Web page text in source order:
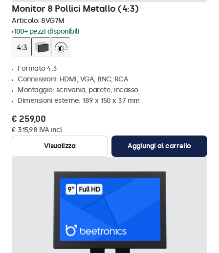
Monitor 8 Pollici Metallo (4:3)
Articolo: 8VG7M
100+ pezzi disponibili
Formato 4:3
Connessioni: HDMI, VGA, BNC, RCA
Montaggio: scrivania, parete, incasso
Dimensioni esterne: 189 x 150 x 37 mm
€ 259,00
€ 315,98 IVA incl.
Visualizza
Aggiungi al carrello